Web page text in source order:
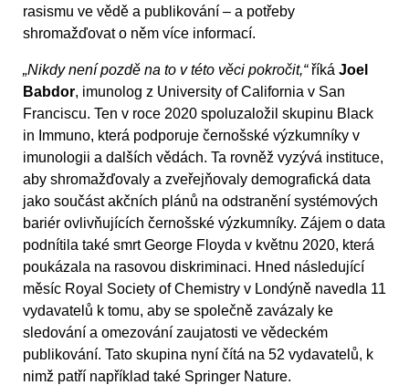
rasismu ve vědě a publikování – a potřeby
shromažďovat o něm více informací.
„Nikdy není pozdě na to v této věci pokročit,“říká Joel
Babdor, imunolog z University of California v San
Franciscu. Ten v roce 2020 spoluzaložil skupinu Black
in Immuno, která podporuje černošské výzkumníky v
imunologii a dalších vědách. Ta rovněž vyzývá instituce,
aby shromažďovaly a zveřejňovaly demografická data
jako součást akčních plánů na odstranění systémových
bariér ovlivňujících černošské výzkumníky. Zájem o data
podnítila také smrt George Floyda v květnu 2020, která
poukázala na rasovou diskriminaci. Hned následující
měsíc Royal Society of Chemistry v Londýně navedla 11
vydavatelů k tomu, aby se společně zavázaly ke
sledování a omezování zaujatosti ve vědeckém
publikování. Tato skupina nyní čítá na 52 vydavatelů, k
nimž patří například také Springer Nature.